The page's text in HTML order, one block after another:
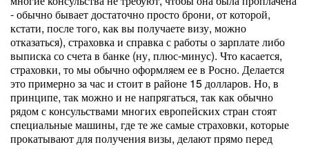
- обычно бывает достаточно просто брони, от которой,
кстати, после того, как вы получаете визу, можно
отказаться), страховка и справка с работы о зарплате либо
выписка со счета в банке (ну, плюс-минус). Что касается,
страховки, то мы обычно оформляем ее в Росно. Делается
это примерно за час и стоит в районе 15 долларов. Но, в
принципе, так можно и не напрягаться, так как обычно
рядом с консульствами многих европейских стран стоят
специальные машины, где те же самые страховки, которые
прокатывают для получения визы, делают прямо перед